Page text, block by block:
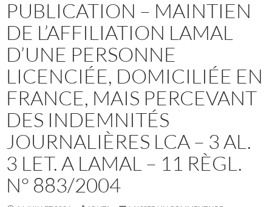
PUBLICATION – MAINTIEN
DE L’AFFILIATION LAMAL
D’UNE PERSONNE
LICENCIÉE, DOMICILIÉE EN
FRANCE, MAIS PERCEVANT
DES INDEMNITÉS
JOURNALIÈRES LCA – 3 AL.
3 LET. A LAMAL – 11 RÈGL.
N° 883/2004